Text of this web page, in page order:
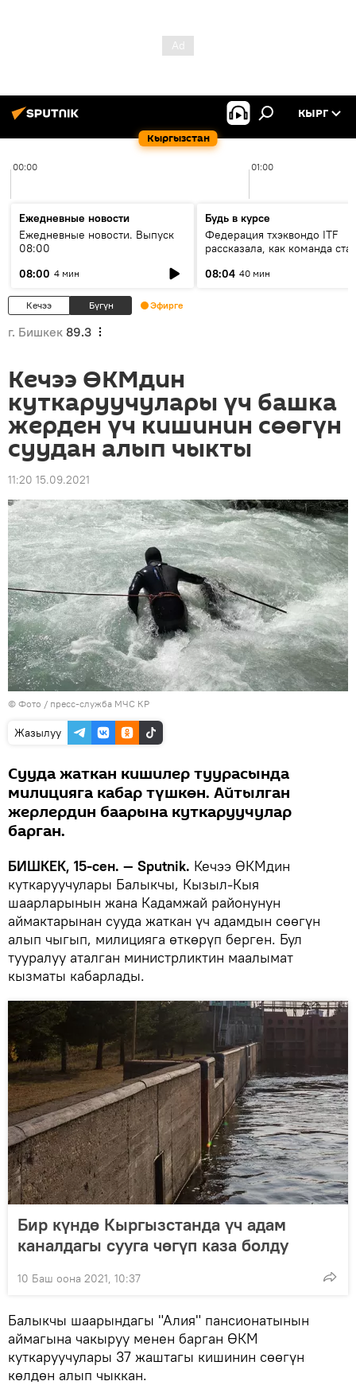
Кыргызстан
КЫРГ
00:00 01:00
Ежедневные новости
Ежедневные новости. Выпуск
08:00
08:00 4 мин
Будь в курсе
Федерация тхэквондо ITF
рассказала, как команда
08:04 40 мин
Кечээ Бүгүн Эфирге
г. Бишкек 89.3
Кечээ ӨКМдин
куткаруучулары үч башка
жерден үч кишинин сөөгүн
суудан алып чыкты
11:20 15.09.2021
© Фото / пресс-служба МЧС КР
Жазылуу
Сууда жаткан кишилер туурасында
милицияга кабар түшкөн. Айтылган
жерлердин баарына куткаруучулар
барган.
БИШКЕК, 15-сен. — Sputnik. Кечээ ӨКМдин
куткаруучулары Балыкчы, Кызыл-Кыя
шаарларынын жана Кадамжай районунун
аймактарынан сууда жаткан үч адамдын сөөгүн
алып чыгып, милицияга өткөрүп берген. Бул
тууралуу аталган министрликтин маалымат
кызматы кабарлады.
Бир күндө Кыргызстанда үч адам
каналдагы сууга чөгүп каза болду
10 Баш оона 2021, 10:37
Балыкчы шаарындагы "Алия" пансионатынын
аймагына чакыруу менен барган ӨКМ
куткаруучулары 37 жаштагы кишинин сөөгүн
көлдөн алып чыккан.